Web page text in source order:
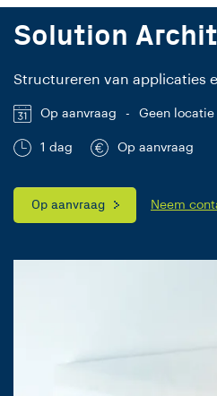
Solution
Structureren van applicaties
Op aanvraag - Geen locatie
1 dag Op aanvraag
Op aanvraag Neem